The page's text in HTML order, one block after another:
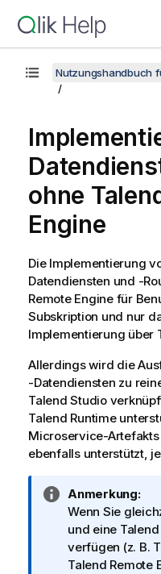
Nutzungshandbuch
ohne
Engine
Die Implementierung
Datendiensten und -
Remote Enginefür
Subskription und nur
Implementierung über
Allerdings wird die
-Datendiensten zu
Talend Studio
Talend Runtime
Microservice-Artefakts
ebenfalls unterstützt,
I
n
f
o
r
Anmerkung:
Wenn Sie
und eine
verfügen (z. B.
Talend Remote